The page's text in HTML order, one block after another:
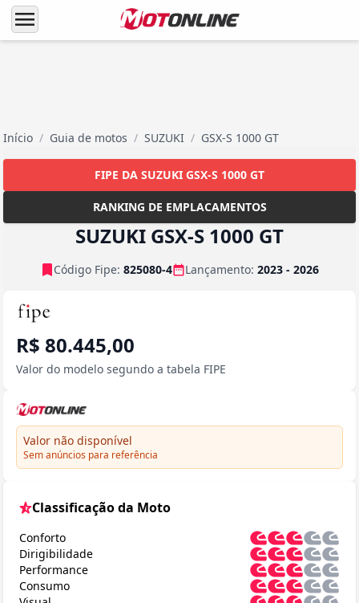
menu
Início / Guia de motos / SUZUKI / GSX-S 1000 GT
FIPE DA SUZUKI GSX-S 1000 GT
RANKING DE EMPLACAMENTOS
SUZUKI GSX-S 1000 GT
Código Fipe: 825080-4 Lançamento: 2023 - 2026
R$ 80.445,00
Valor do modelo segundo a tabela FIPE
Valor não disponível
Sem anúncios para referência
Classificação da Moto
Conforto
Dirigibilidade
Performance
Consumo